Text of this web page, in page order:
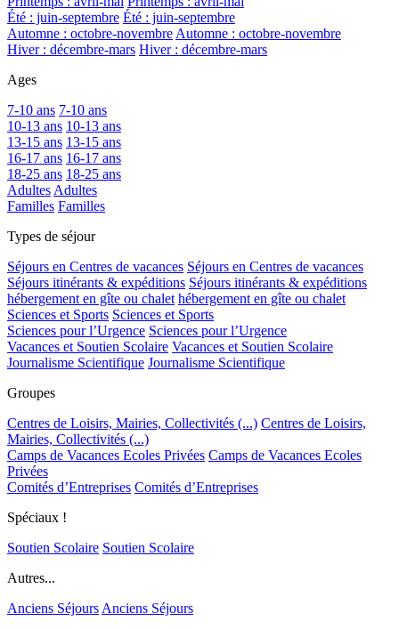
Été : juin-septembre Été : juin-septembre
Automne : octobre-novembre Automne : octobre-novembre
Hiver : décembre-mars Hiver : décembre-mars
Ages
7-10 ans 7-10 ans
10-13 ans 10-13 ans
13-15 ans 13-15 ans
16-17 ans 16-17 ans
18-25 ans 18-25 ans
Adultes Adultes
Familles Familles
Types de séjour
Séjours en Centres de vacances Séjours en Centres de vacances
Séjours itinérants & expéditions Séjours itinérants & expéditions
hébergement en gîte ou chalet hébergement en gîte ou chalet
Sciences et Sports Sciences et Sports
Sciences pour l’Urgence Sciences pour l’Urgence
Vacances et Soutien Scolaire Vacances et Soutien Scolaire
Journalisme Scientifique Journalisme Scientifique
Groupes
Centres de Loisirs, Mairies, Collectivités (...) Centres de Loisirs,
Mairies, Collectivités (...)
Camps de Vacances Ecoles Privées Camps de Vacances Ecoles
Privées
Comités d’Entreprises Comités d’Entreprises
Spéciaux !
Soutien Scolaire Soutien Scolaire
Autres...
Anciens Séjours Anciens Séjours